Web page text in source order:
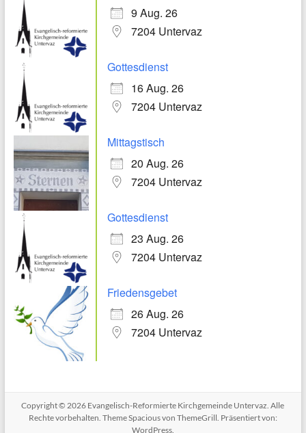
9 Aug. 26
7204 Untervaz
Gottesdienst
16 Aug. 26
7204 Untervaz
Mittagstisch
20 Aug. 26
7204 Untervaz
Gottesdienst
23 Aug. 26
7204 Untervaz
Friedensgebet
26 Aug. 26
7204 Untervaz
Copyright © 2026 Evangelisch-Reformierte Kirchgemeinde Untervaz . Alle
Rechte vorbehalten. ThemeSpaciousvon ThemeGrill. Präsentiert von:
WordPress.